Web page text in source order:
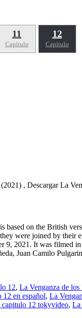
11
Capitulo
12
Capitulo
, Descargar La
on the British
were joined by their
9, 2021. It was filmed
Juan Camilo
12, La Venganza de
en español, La
12 tokyvideo, La